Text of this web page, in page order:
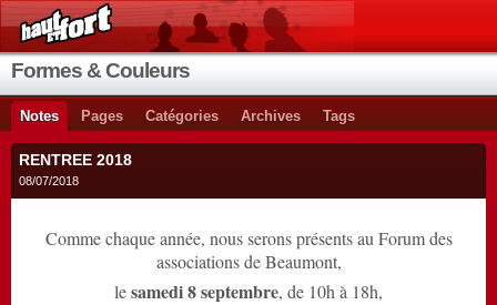
Formes & Couleurs
Notes Pages Catégories Archives Tags
RENTREE 2018
08/07/2018
Comme chaque année, nous serons présents au Forum des
associations de Beaumont,
lesamedi 8 septembre, de 10h à 18h,